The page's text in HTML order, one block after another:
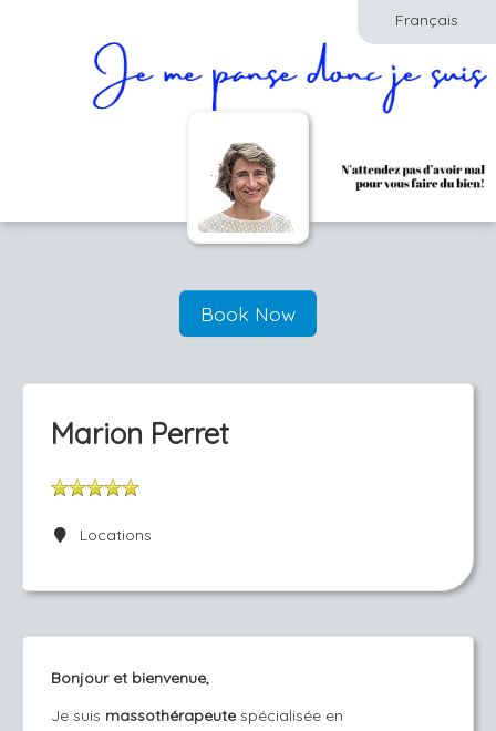
Français
Book Now
Marion Perret
Locations
Bonjour et bienvenue,
Je suis massothérapeute spécialisée en